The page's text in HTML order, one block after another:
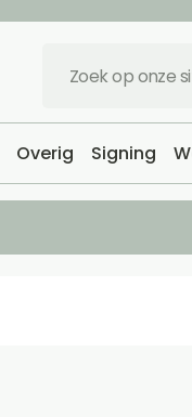
Overig Signing